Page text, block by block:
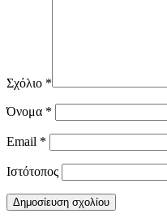
Σχόλιο *
Όνομα *
Email *
Ιστότοπος